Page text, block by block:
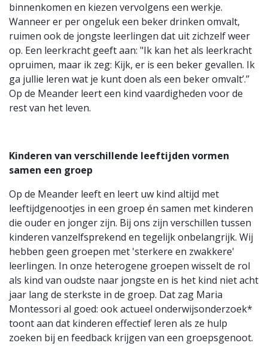
binnenkomen en kiezen vervolgens een werkje.
Wanneer er per ongeluk een beker drinken omvalt,
ruimen ook de jongste leerlingen dat uit zichzelf weer
op. Een leerkracht geeft aan: "Ik kan het als leerkracht
opruimen, maar ik zeg: Kijk, er is een beker gevallen. Ik
ga jullie leren wat je kunt doen als een beker omvalt’.’’
Op de Meander leert een kind vaardigheden voor de
rest van het leven.
Kinderen van verschillende leeftijden vormen
samen een groep
Op de Meander leeft en leert uw kind altijd met
leeftijdgenootjes in een groep én samen met kinderen
die ouder en jonger zijn. Bij ons zijn verschillen tussen
kinderen vanzelfsprekend en tegelijk onbelangrijk. Wij
hebben geen groepen met 'sterkere en zwakkere'
leerlingen. In onze heterogene groepen wisselt de rol
als kind van oudste naar jongste en is het kind niet acht
jaar lang de sterkste in de groep. Dat zag Maria
Montessori al goed: ook actueel onderwijsonderzoek*
toont aan dat kinderen effectief leren als ze hulp
zoeken bij en feedback krijgen van een groepsgenoot.